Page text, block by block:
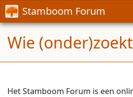
Stamboom Forum
Wie
Het Stamboom Forum is een